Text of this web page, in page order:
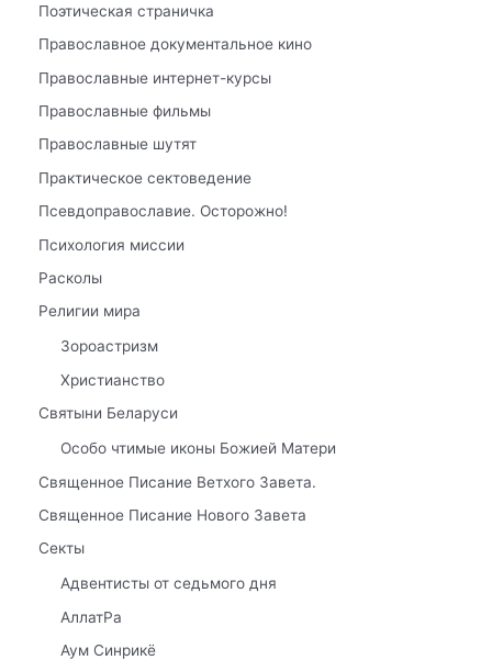
Поэтическая страничка
Православное документальное кино
Православные интернет-курсы
Православные фильмы
Православные шутят
Практическое сектоведение
Псевдоправославие. Осторожно!
Психология миссии
Расколы
Религии мира
Зороастризм
Христианство
Святыни Беларуси
Особо чтимые иконы Божией Матери
Священное Писание Ветхого Завета.
Священное Писание Нового Завета
Секты
Адвентисты от седьмого дня
АллатРа
Аум Синрикё